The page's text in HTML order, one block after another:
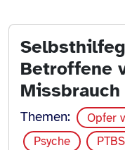
Betroffene
Missbrauch
Themen: Opfer
Psyche
PTBS